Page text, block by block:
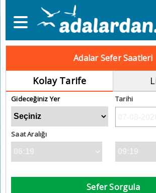
Adalar Sefer Saatleri
Kolay Tarife
Gideceğiniz Yer Tarihi
Saat Aralığı
Sefer Sorgula